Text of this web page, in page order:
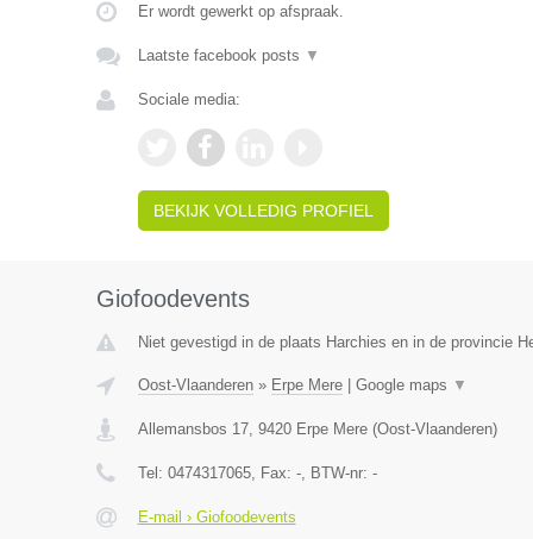
Er wordt gewerkt op afspraak.
Laatste facebook posts ▼
Sociale media:
BEKIJK VOLLEDIG PROFIEL
Giofoodevents
Niet gevestigd in de plaats Harchies en in de provincie
Oost-Vlaanderen» Erpe Mere| Google maps ▼
Allemansbos 17, 9420 Erpe Mere(Oost-Vlaanderen)
Tel: 0474317065, Fax: -, BTW-nr: -
E-mail › Giofoodevents